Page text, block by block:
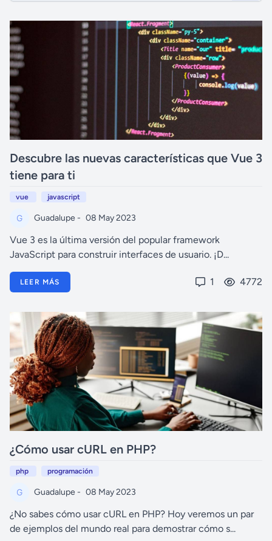
Descubre las nuevas características que Vue 3
tiene para ti
vue javascript
Guadalupe - 08 May 2023
Vue 3 es la última versión del popular framework
JavaScript para construir interfaces de usuario. ¡D...
LEER MÁS 1 4772
¿Cómo usar cURL en PHP?
php programación
Guadalupe - 08 May 2023
¿No sabes cómo usar cURL en PHP? Hoy veremos un par
de ejemplos del mundo real para demostrar cómo s...